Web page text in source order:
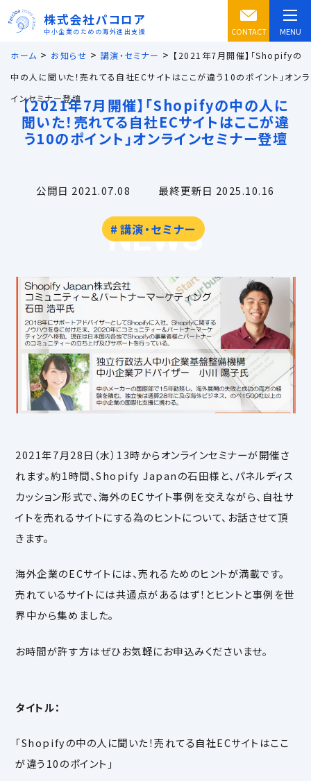
株式会社パコロア
中小企業のための海外進出支援 MENU
CONTACT
ホーム > お知らせ > 講演・セミナー > 【2021年7月開催】「Shopifyの
中の人に聞いた！売れてる自社ECサイトはここが違う10のポイント」オンラ
インセミナー登壇
【2021年7月開催】「Shopifyの中の人に
聞いた！売れてる自社ECサイトはここが違
う10のポイント」オンラインセミナー登壇
公開日 2021.07.08 最終更新日 2025.10.16
講演・セミナー
NEWS
2021年7月28日（水）13時からオンラインセミナーが開催さ
れます。約1時間、Shopify Japanの石田様と、パネルディス
カッション形式で、海外のECサイト事例を交えながら、自社サ
イトを売れるサイトにする為のヒントについて、お話させて頂
きます。
海外企業のECサイトには、売れるためのヒントが満載です。
売れているサイトには共通点があるはず！とヒントと事例を世
界中から集めました。
お時間が許す方はぜひお気軽にお申込みくださいませ。
タイトル：
「Shopifyの中の人に聞いた！売れてる自社ECサイトはここ
が違う10のポイント」